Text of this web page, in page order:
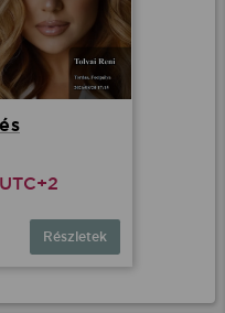
Részletek